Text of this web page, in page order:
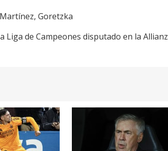
Goretzka
de Campeones disputado en la